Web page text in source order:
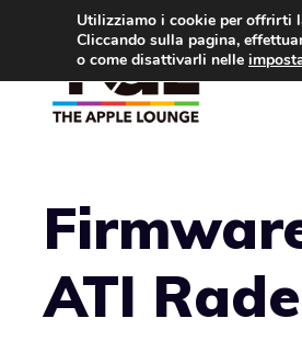
contenuto
ATI
Utilizziamo i cookie per offrirti
Cliccando sulla pagina,
o come disattivarli nelle